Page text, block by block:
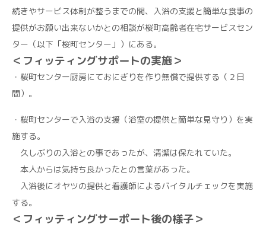
続きやサービス体制が整うまでの間、入浴の支援と簡単な食事の
提供がお願い出来ないかとの相談が桜町高齢者在宅サービスセン
ター（以下「桜町センター」）にある。
＜フィッティングサポートの実施＞
・桜町センター厨房にておにぎりを作り無償で提供する（２日
間）。
・桜町センターで入浴の支援（浴室の提供と簡単な見守り）を実
施する。
久しぶりの入浴との事であったが、清潔は保たれていた。
本人からは気持ち良かったとの言葉があった。
入浴後にオヤツの提供と看護師によるバイタルチェックを実施
する。
＜フィッティングサーポート後の様子＞